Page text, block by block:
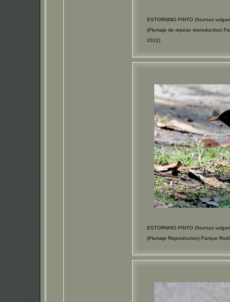
ESTORNINO PINTO (Sturnus
(Plumaje de reposo reproductivo)
2012)
ESTORNINO PINTO (Sturnus
(Plumaje Reproductivo) Parque